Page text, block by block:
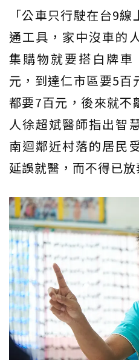
「公車只行駛在台9
通工具，家中沒車的
集購物就要搭白牌
元，到達仁市區要5百
都要7百元，後來就不
人徐超斌醫師指出智
南迴鄰近村落的居民
延誤就醫，而不得已放